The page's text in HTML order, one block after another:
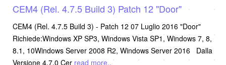
CEM4 (Rel. 4.7.5 Build 3) Patch 12 "Door"
CEM4 (Rel. 4.7.5 Build 3) - Patch 12 07 Luglio 2016 "Door"
Richiede:Windows XP SP3, Windows Vista SP1, Windows 7, 8,
8.1, 10Windows Server 2008 R2, Windows Server 2016 Dalla
Versione 4.7.0 Cer read more..